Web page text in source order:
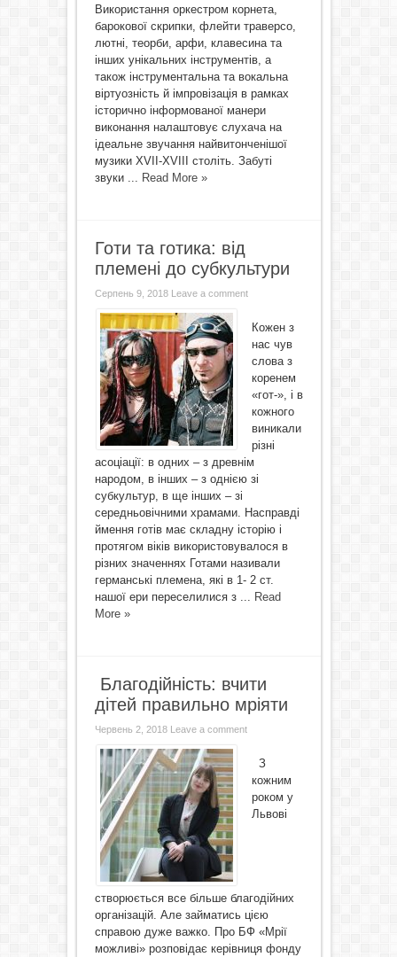
Використання оркестром корнета,
барокової скрипки, флейти траверсо,
лютні, теорби, арфи, клавесина та
інших унікальних інструментів, а
також інструментальна та вокальна
віртуозність й імпровізація в рамках
історично інформованої манери
виконання налаштовує слухача на
ідеальне звучання найвитонченішої
музики XVII-XVIII століть. Забуті
звуки ... Read More »
Готи та готика: від
племені до субкультури
Серпень 9, 2018 Leave a comment
Кожен з
нас чув
слова з
коренем
«гот-», і в
кожного
виникали
різні
асоціації: в одних – з древнім
народом, в інших – з однією зі
субкультур, в ще інших – зі
середньовічними храмами. Насправді
ймення готів має складну історію і
протягом віків використовувалося в
різних значеннях Готами називали
германські племена, які в 1- 2 ст.
нашої ери переселилися з ... Read
More »
Благодійність: вчити
дітей правильно мріяти
Червень 2, 2018 Leave a comment
З
кожним
роком у
Львові
створюється все більше благодійних
організацій. Але займатись цією
справою дуже важко. Про БФ «Мрії
можливі» розповідає керівниця фонду